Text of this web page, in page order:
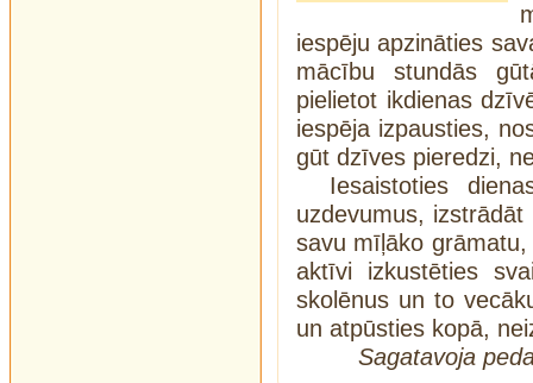
iespēju apzināties
mācību stundās
pielietot ikdienas
iespēja izpausties,
gūt dzīves pieredzi,
Iesaistoties
uzdevumus,
savu mīļāko
aktīvi izkustēties
skolēnus un to
un atpūsties kopā,
Sagatavoja